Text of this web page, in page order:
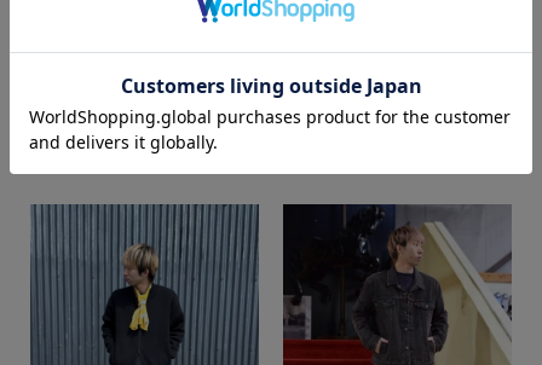
価格
商品タイプ
通常商品 予約商品
ogawa
SUPER SHOP 鳥取店
ogawa